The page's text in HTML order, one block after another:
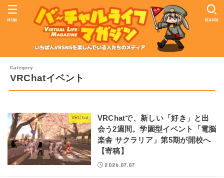
SEARCH
MENU
VRChatイベント
VRChat
VRChatで、新しい「好き」と出
会う2週間。学園型イベント「電脳
楽舎 サクラリア」第5期が開校へ
【寄稿】
2026.07.07